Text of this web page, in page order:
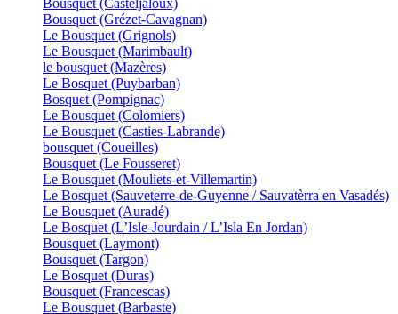
Bousquet (Casteljaloux)
Bousquet (Grézet-Cavagnan)
Le Bousquet (Grignols)
Le Bousquet (Marimbault)
le bousquet (Mazères)
Le Bosquet (Puybarban)
Bosquet (Pompignac)
Le Bousquet (Colomiers)
Le Bousquet (Casties-Labrande)
bousquet (Coueilles)
Bousquet (Le Fousseret)
Le Bousquet (Mouliets-et-Villemartin)
Le Bosquet (Sauveterre-de-Guyenne / Sauvatèrra en Vasadés)
Le Bousquet (Auradé)
Le Bosquet (L’Isle-Jourdain / L’Isla En Jordan)
Bousquet (Laymont)
Bousquet (Targon)
Le Bosquet (Duras)
Bousquet (Francescas)
Le Bousquet (Barbaste)